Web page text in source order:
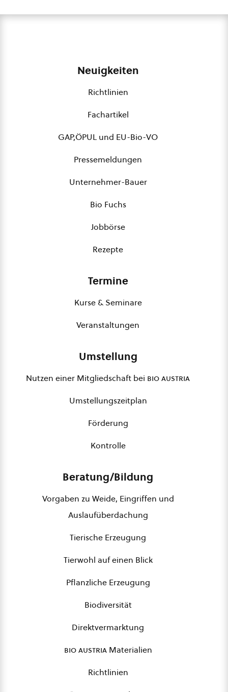
Neuigkeiten
Richtlinien
Fachartikel
GAP,ÖPUL und EU-Bio-VO
Pressemeldungen
Unternehmer-Bauer
Bio Fuchs
Jobbörse
Rezepte
Termine
Kurse & Seminare
Veranstaltungen
Umstellung
Nutzen einer Mitgliedschaft bei bio austria
Umstellungszeitplan
Förderung
Kontrolle
Beratung/Bildung
Vorgaben zu Weide, Eingriffen und
Auslaufüberdachung
Tierische Erzeugung
Tierwohl auf einen Blick
Pflanzliche Erzeugung
Biodiversität
Direktvermarktung
bio austriaMaterialien
Richtlinien